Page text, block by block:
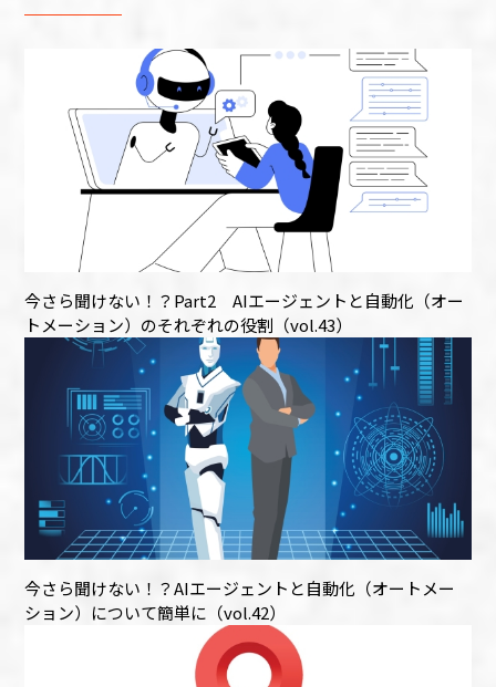
今さら聞けない！？Part2 AIエージェントと自動化（オー
トメーション）のそれぞれの役割（vol.43）
今さら聞けない！？AIエージェントと自動化（オートメー
ション）について簡単に（vol.42）